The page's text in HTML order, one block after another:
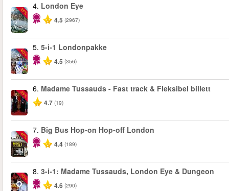
-25%
4. London Eye
4.5 (2967)
-60%
5. 5-i-1 Londonpakke
4.5 (356)
-25%
6. Madame Tussauds - Fast track & Fleksibel billett
4.7 (19)
-40%
7. Big Bus Hop-on Hop-off London
4.4 (189)
-30%
8. 3-i-1: Madame Tussauds, London Eye & Dungeon
4.6 (290)